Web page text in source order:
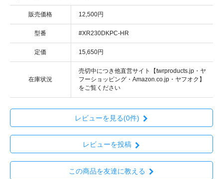
販売価格 12,500円
型番 #XR230DKPC-HR
定価 15,650円
在庫状況
売切中につき他直営サイト【twrproducts.jp・ヤ
フーショッピング・Amazon.co.jp・ヤフオク】
をご覧ください
レビューを見る(0件)
レビューを投稿
この商品を友達に教える